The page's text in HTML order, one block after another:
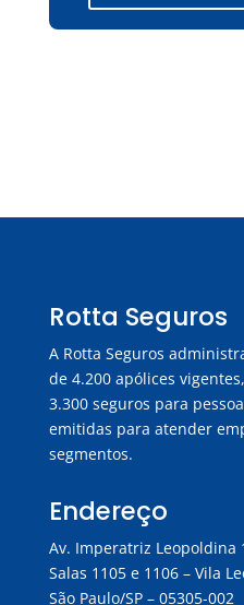
Rotta Seguros
A Rotta Seguros
de 4.200 apólices
3.300 seguros para
emitidas para atender
segmentos.
Endereço
Av. Imperatriz Leopoldina
Salas 1105 e 1106 – Vila
São Paulo/SP – 05305-002